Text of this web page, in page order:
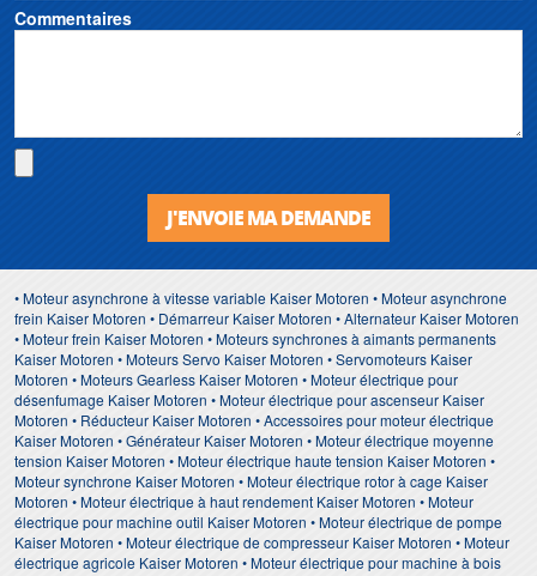
Commentaires
J'ENVOIE MA DEMANDE
• Moteur asynchrone à vitesse variable Kaiser Motoren • Moteur asynchrone
frein Kaiser Motoren • Démarreur Kaiser Motoren • Alternateur Kaiser Motoren
• Moteur frein Kaiser Motoren • Moteurs synchrones à aimants permanents
Kaiser Motoren • Moteurs Servo Kaiser Motoren • Servomoteurs Kaiser
Motoren • Moteurs Gearless Kaiser Motoren • Moteur électrique pour
désenfumage Kaiser Motoren • Moteur électrique pour ascenseur Kaiser
Motoren • Réducteur Kaiser Motoren • Accessoires pour moteur électrique
Kaiser Motoren • Générateur Kaiser Motoren • Moteur électrique moyenne
tension Kaiser Motoren • Moteur électrique haute tension Kaiser Motoren •
Moteur synchrone Kaiser Motoren • Moteur électrique rotor à cage Kaiser
Motoren • Moteur électrique à haut rendement Kaiser Motoren • Moteur
électrique pour machine outil Kaiser Motoren • Moteur électrique de pompe
Kaiser Motoren • Moteur électrique de compresseur Kaiser Motoren • Moteur
électrique agricole Kaiser Motoren • Moteur électrique pour machine à bois